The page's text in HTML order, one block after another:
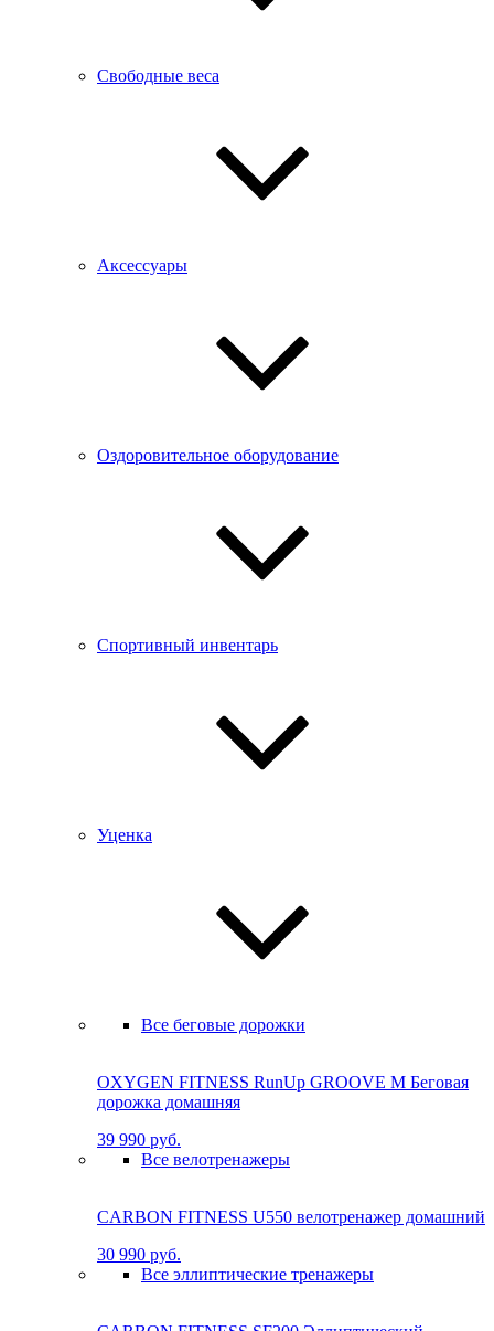
Свободные веса
Аксессуары
Оздоровительное оборудование
Спортивный инвентарь
Уценка
Все беговые дорожки
OXYGEN FITNESS RunUp GROOVE M Бе­го­вая
до­рож­ка до­маш­няя
39 990 руб.
Все велотренажеры
CARBON FITNESS U550 велотренажер домашний
30 990 руб.
Все эллиптические тренажеры